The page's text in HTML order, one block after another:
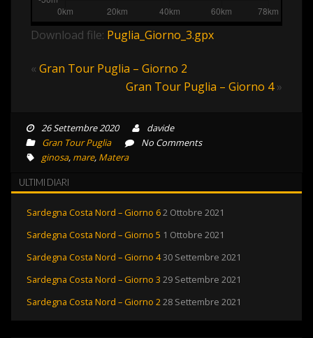
Download file: Puglia_Giorno_3.gpx
« Gran Tour Puglia – Giorno 2
Gran Tour Puglia – Giorno 4»
26 Settembre 2020
davide
Gran Tour Puglia
No Comments
ginosa, mare, Matera
ULTIMI DIARI
Sardegna Costa Nord – Giorno 62 Ottobre 2021
Sardegna Costa Nord – Giorno 5 1 Ottobre 2021
Sardegna Costa Nord – Giorno 430 Settembre 2021
Sardegna Costa Nord – Giorno 3 29 Settembre 2021
Sardegna Costa Nord – Giorno 228 Settembre 2021